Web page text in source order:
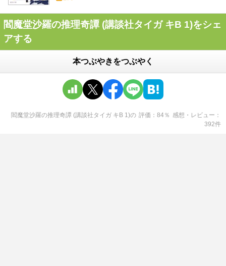
閻魔堂沙羅の推理奇譚 (講談社タイガ キB 1)をシェ
アする
本つぶやきをつぶやく
閻魔堂沙羅の推理奇譚 (講談社タイガ キB 1)の 評価 84％ 感想・レビュー
392件